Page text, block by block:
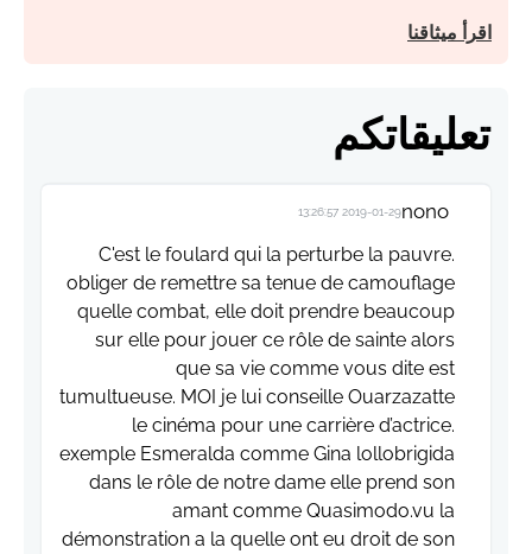
اقرأ ميثاقنا
تعليقاتكم
nono
2019-01-29 13:26:57
C'est le foulard qui la perturbe la pauvre.
obliger de remettre sa tenue de camouflage
quelle combat, elle doit prendre beaucoup
sur elle pour jouer ce rôle de sainte alors
que sa vie comme vous dite est
tumultueuse. MOI je lui conseille Ouarzazatte
le cinéma pour une carrière d’actrice.
exemple Esmeralda comme Gina lollobrigida
dans le rôle de notre dame elle prend son
amant comme Quasimodo.vu la
démonstration a la quelle ont eu droit de son